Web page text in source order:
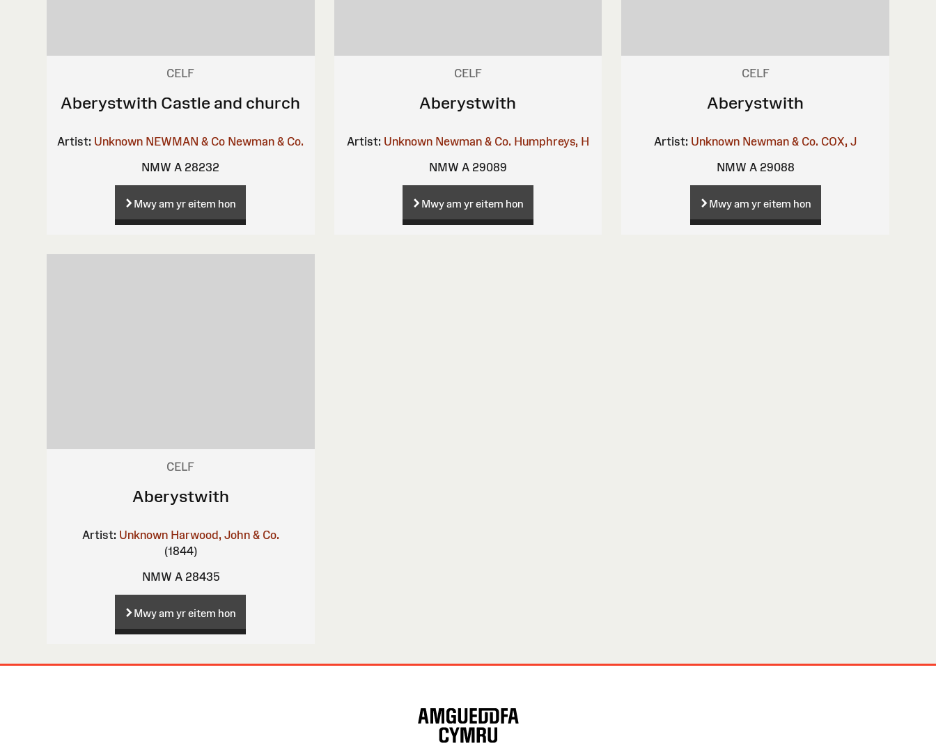
CELF
Aberystwith Castle and church
Artist: Unknown NEWMAN & Co Newman & Co.
NMW A 28232
Mwy am yr eitem hon
CELF
Aberystwith
Artist: Unknown Newman & Co. Humphreys, H
NMW A 29089
Mwy am yr eitem hon
CELF
Aberystwith
Artist: Unknown Newman & Co. COX, J
NMW A 29088
Mwy am yr eitem hon
CELF
Aberystwith
Artist: Unknown Harwood, John & Co.
(1844)
NMW A 28435
Mwy am yr eitem hon